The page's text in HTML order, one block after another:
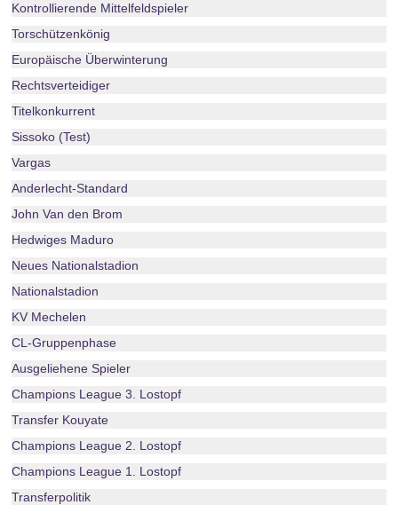
Kontrollierende Mittelfeldspieler
Torschützenkönig
Europäische Überwinterung
Rechtsverteidiger
Titelkonkurrent
Sissoko (Test)
Vargas
Anderlecht-Standard
John Van den Brom
Hedwiges Maduro
Neues Nationalstadion
Nationalstadion
KV Mechelen
CL-Gruppenphase
Ausgeliehene Spieler
Champions League 3. Lostopf
Transfer Kouyate
Champions League 2. Lostopf
Champions League 1. Lostopf
Transferpolitik